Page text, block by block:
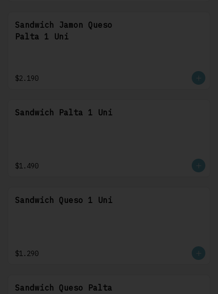
Sandwich Jamon Queso
Palta 1 Uni
$2.190
Sandwich Palta 1 Uni
$1.490
Sandwich Queso 1 Uni
$1.290
Sandwich Queso Palta